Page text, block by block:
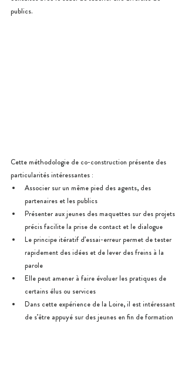
publics.
Cette méthodologie de co-construction présente des
particularités intéressantes :
Associer sur un même pied des agents, des
partenaires et les publics
Présenter aux jeunes des maquettes sur des projets
précis facilite la prise de contact et le dialogue
Le principe itératif d’essai-erreur permet de tester
rapidement des idées et de lever des freins à la
parole
Elle peut amener à faire évoluer les pratiques de
certains élus ou services
Dans cette expérience de la Loire, il est intéressant
de s’être appuyé sur des jeunes en fin de formation